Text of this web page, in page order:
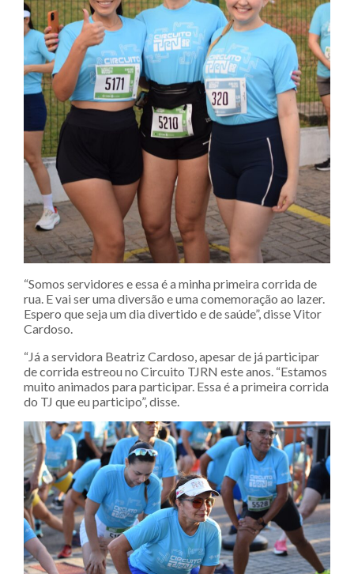
“Somos servidores e essa é a minha primeira corrida de
rua. E vai ser uma diversão e uma comemoração ao lazer.
Espero que seja um dia divertido e de saúde”, disse Vitor
Cardoso.
“Já a servidora Beatriz Cardoso, apesar de já participar
de corrida estreou no Circuito TJRN este anos. “Estamos
muito animados para participar. Essa é a primeira corrida
do TJ que eu participo”, disse.